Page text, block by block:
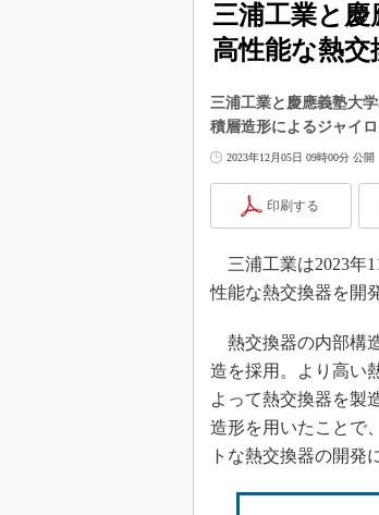
三浦工業と慶
高性能な熱交
三浦工業と慶應義塾大
積層造形によるジャイ
2023年12月05日 09時00分 公開
印刷する
三浦工業は2023年
性能な熱交換器を開
熱交換器の内部構
造を採用。より高い
よって熱交換器を製
造形を用いたことで
トな熱交換器の開発